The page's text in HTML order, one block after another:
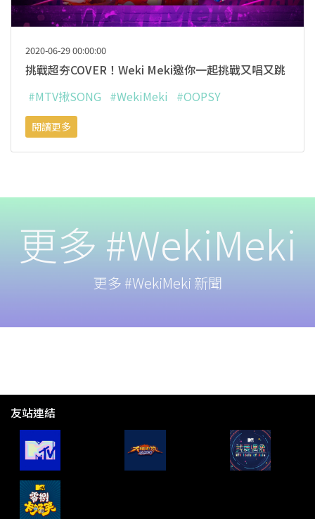
2020-06-29 00:00:00
挑戰超夯COVER！Weki Meki邀你一起挑戰又唱又跳
#MTV揪SONG #WekiMeki #OOPSY
閱讀更多
更多 #WekiMeki
更多 #WekiMeki 新聞
友站連結